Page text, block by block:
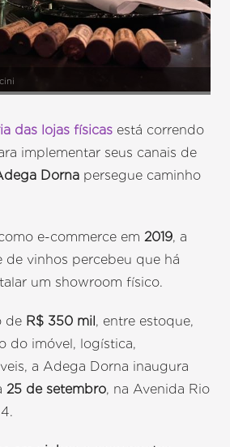
das lojas físicas está correndo
implementar seus canais de
Dorna persegue caminho
e-commerce em 2019, a
de vinhos percebeu que há
um showroom físico.
de R$ 350 mil, entre estoque,
do imóvel, logística,
a Adega Dorna inaugura
25 de setembro, na Avenida Rio